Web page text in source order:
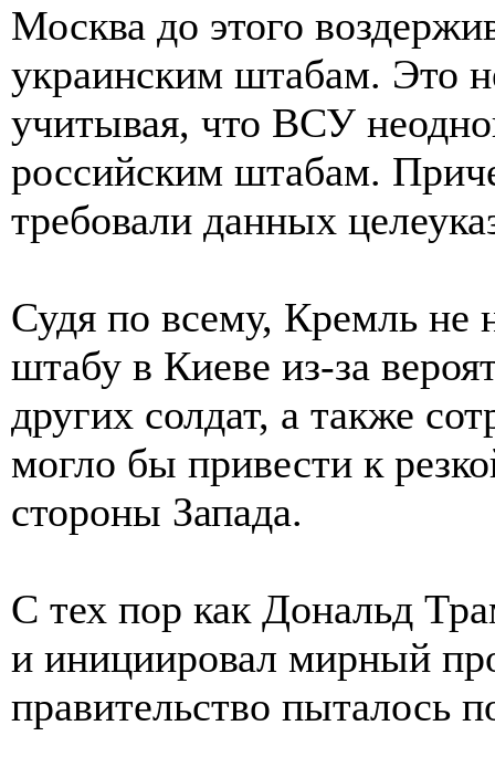
Москва до этого
украинским штабам. Это
учитывая, что ВСУ
российским штабам.
требовали данных
Судя по всему, Кремль не
штабу в Киеве из-за
других солдат, а также
могло бы привести к
стороны Запада.
С тех пор как Дональд
и инициировал мирный
правительство пыталось